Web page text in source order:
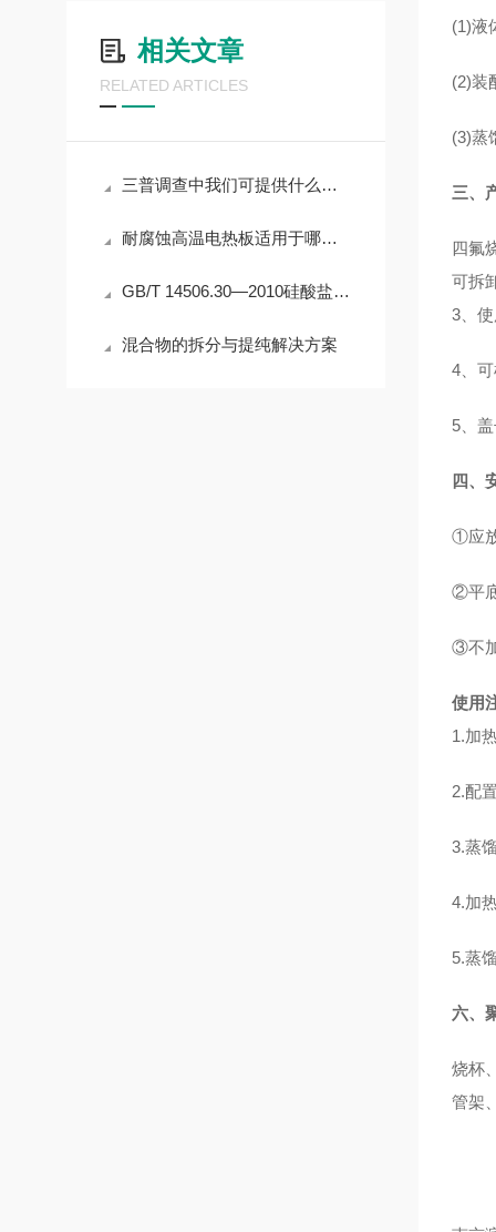
相关文章
RELATED ARTICLES
三普调查中我们可提供什么帮助
耐腐蚀高温电热板适用于哪些场景？
GB/T 14506.30—2010硅酸盐岩石化学分析方法
混合物的拆分与提纯解决方案
(1)液
(2)装
(3)蒸
三、
四氟
可拆
3、
4、
5、
四、
①应
②平
③不
使用
1.加
2.配
3.蒸
4.加
5.蒸
六、
烧杯
管架